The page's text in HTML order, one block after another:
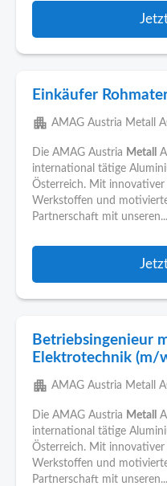
Einkäufer
apartment AMAG Austria Metall
Die AMAG Austria Metall
international tätige
Österreich. Mit innovativer
Werkstoffen und
Partnerschaft mit unseren...
Betriebsingenieur
Elektrotechnik (m/
apartment AMAG Austria Metall
Die AMAG Austria Metall
international tätige
Österreich. Mit innovativer
Werkstoffen und
Partnerschaft mit unseren...